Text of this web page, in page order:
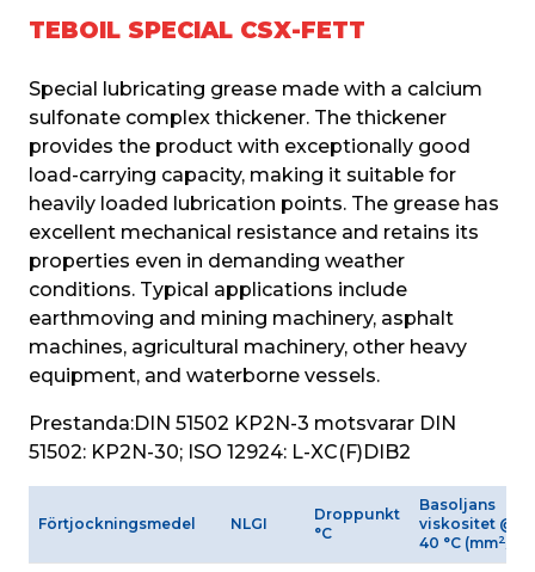
TEBOIL SPECIAL CSX-FETT
Special lubricating grease made with a calcium
sulfonate complex thickener. The thickener
provides the product with exceptionally good
load-carrying capacity, making it suitable for
heavily loaded lubrication points. The grease has
excellent mechanical resistance and retains its
properties even in demanding weather
conditions. Typical applications include
earthmoving and mining machinery, asphalt
machines, agricultural machinery, other heavy
equipment, and waterborne vessels.
Prestanda:DIN 51502 KP2N-3 motsvarar DIN
51502: KP2N-30; ISO 12924: L-XC(F)DIB2
Förtjockningsmedel NLGI
Droppunkt
°C
Basoljans
viskositet @
40 °C (mm2